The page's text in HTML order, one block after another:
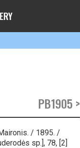
PB1905 >
/ 1895. /
sp.], 78, [2]